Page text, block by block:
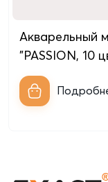
Акварельный
"PASSION, 10